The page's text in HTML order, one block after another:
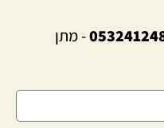
- מתן